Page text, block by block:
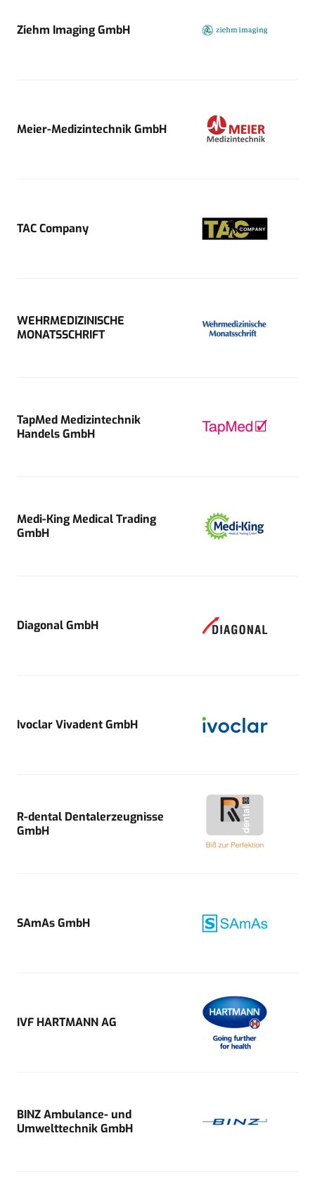
Ziehm Imaging GmbH
Meier-Medizintechnik GmbH
TAC Company
WEHRMEDIZINISCHE
MONATSSCHRIFT
TapMed Medizintechnik
Handels GmbH
Medi-King Medical Trading
GmbH
Diagonal GmbH
Ivoclar Vivadent GmbH
R-dental Dentalerzeugnisse
GmbH
SAmAs GmbH
IVF HARTMANN AG
BINZ Ambulance- und
Umwelttechnik GmbH